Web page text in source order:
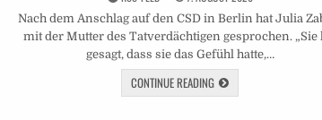
Nach dem Anschlag auf den CSD in Berlin hat Julia
mit der Mutter des Tatverdächtigen gesprochen. „Sie
gesagt, dass sie das Gefühl hatte,…
CONTINUE READING